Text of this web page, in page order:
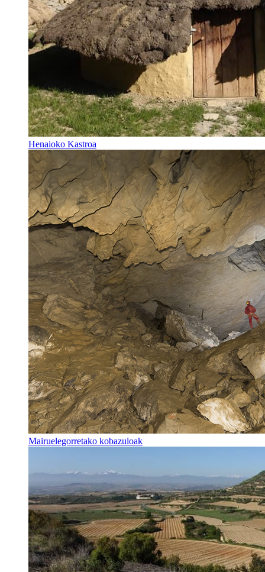
Henaioko Kastroa
Mairuelegorretako kobazuloak